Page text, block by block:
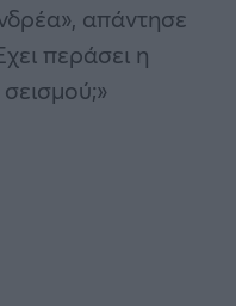
απάντησε
περάσει η